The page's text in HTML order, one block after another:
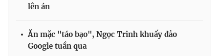
® Cấm sao chép dưới mọi hình thức nếu không có sự chấp
thuận bằng văn bản. Ghi rõ nguồn VTV.vn khi phát hành lại
lên án
Ăn mặc "táo bạo", Ngọc Trinh khuấy đảo
Google tuần qua